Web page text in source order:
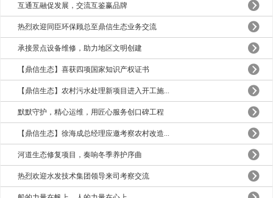
互通互融促发展，交流互鉴赢品牌
热烈欢迎同臣环保顾总至鼎信生态业务交流
承接景点设备维修，助力地区文明创建
【鼎信生态】喜获四项国家知识产权证书
【鼎信生态】农村污水处理新项目进入开工施...
默默守护，精心运维，用匠心服务创口碑工程
【鼎信生态】徐海成总经理应邀考察农村改造...
河道生态修复项目，奏响冬季养护序曲
热烈欢迎水发技术集团领导来司考察交流